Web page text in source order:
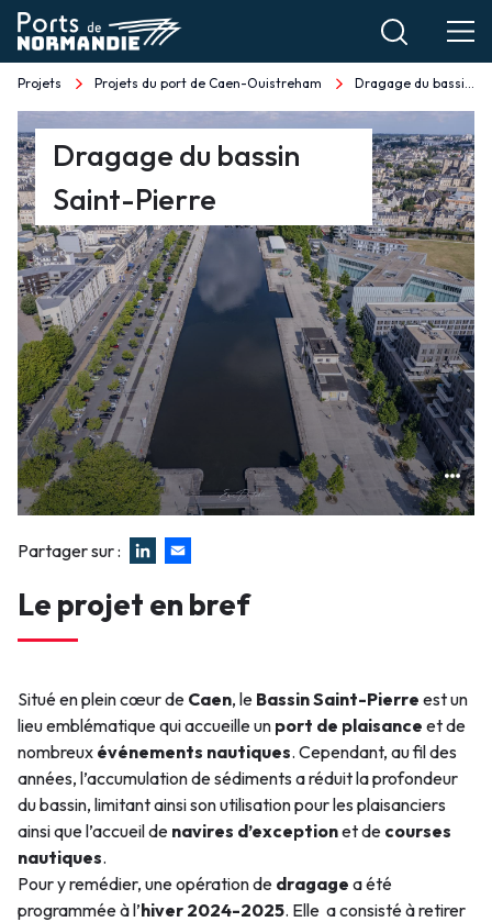
Aller
au
contenu
principal
Fil
d'Ariane
Projets Projets du port de Caen-Ouistreham Dragage du bassin Saint-Pierre
Dragage
du
bassin
Saint-
Pierre
Faux
Dragage du bassin
Saint-Pierre
Partager sur :
Le projet en bref
Situé en plein cœur de Caen, le Bassin Saint-Pierre est un
lieu emblématique qui accueille un port de plaisance et de
nombreux événements nautiques. Cependant, au fil des
années, l’accumulation de sédiments a réduit la profondeur
du bassin, limitant ainsi son utilisation pour les plaisanciers
ainsi que l’accueil de navires d’exceptionet de courses
nautiques.
Pour y remédier, une opération de dragage a été
programmée à l’hiver 2024-2025. Elle a consisté à retirer